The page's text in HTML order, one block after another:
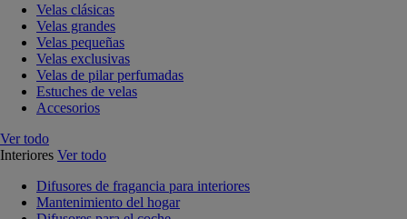
Velas clásicas
Velas grandes
Velas pequeñas
Velas exclusivas
Velas de pilar perfumadas
Estuches de velas
Accesorios
Ver todo
Interiores Ver todo
Difusores de fragancia para interiores
Mantenimiento del hogar